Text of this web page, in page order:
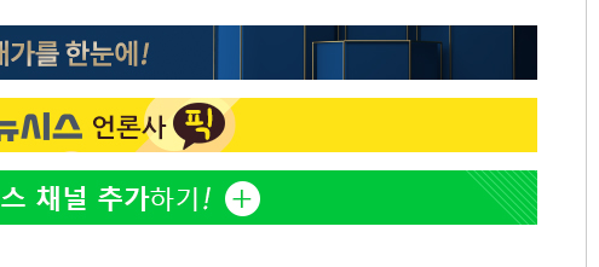
써보니
2
오세훈 "용산공원 아파트, 노무현·문재인 철
학 뒤집는 것"
3
'폭염 휴식기' 프로야구 10개 구단, 훈련·휴
식 병행…"야외 훈련 해도 안전 최우선"
4
휴머노이드부터 AI공장까지…제조업 바꾸는